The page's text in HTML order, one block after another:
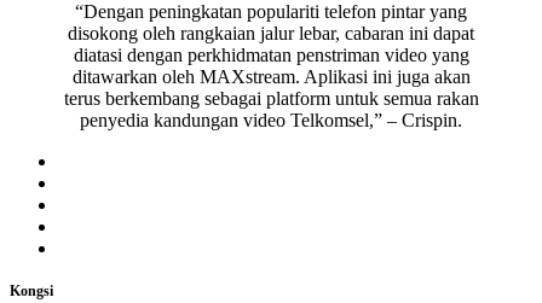
“Dengan peningkatan populariti telefon pintar yang
disokong oleh rangkaian jalur lebar, cabaran ini dapat
diatasi dengan perkhidmatan penstriman video yang
ditawarkan oleh MAXstream. Aplikasi ini juga akan
terus berkembang sebagai platform untuk semua rakan
penyedia kandungan video Telkomsel,” – Crispin.
Kongsi